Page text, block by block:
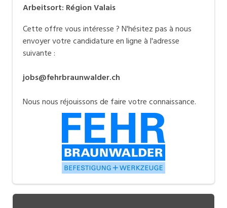
Arbeitsort: Région Valais
Cette offre vous intéresse ? N'hésitez pas à nous
envoyer votre candidature en ligne à l'adresse
suivante :
jobs@fehrbraunwalder.ch
Nous nous réjouissons de faire votre connaissance.